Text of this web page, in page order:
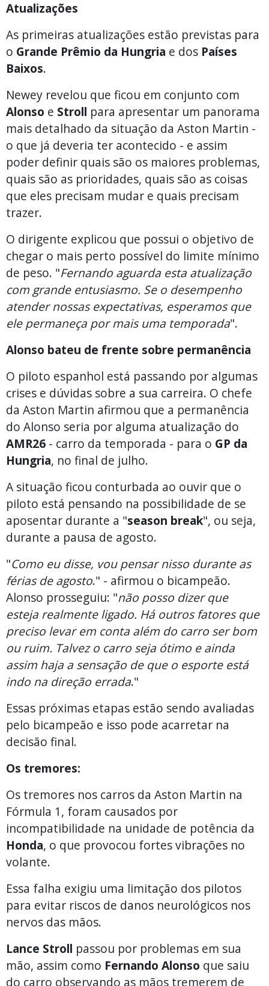
Atualizações
As primeiras atualizações estão previstas para
o Grande Prêmio da Hungria e dos Países
Baixos.
Newey revelou que ficou em conjunto com
Alonso e Stroll para apresentar um panorama
mais detalhado da situação da Aston Martin -
o que já deveria ter acontecido - e assim
poder definir quais são os maiores problemas,
quais são as prioridades, quais são as coisas
que eles precisam mudar e quais precisam
trazer.
O dirigente explicou que possui o objetivo de
chegar o mais perto possível do limite mínimo
de peso. "Fernando aguarda esta atualização
com grande entusiasmo. Se o desempenho
atender nossas expectativas, esperamos que
ele permaneça por mais uma temporada".
Alonso bateu de frente sobre permanência
O piloto espanhol está passando por algumas
crises e dúvidas sobre a sua carreira. O chefe
da Aston Martin afirmou que a permanência
do Alonso seria por alguma atualização do
AMR26 - carro da temporada - para o GP da
Hungria, no final de julho.
A situação ficou conturbada ao ouvir que o
piloto está pensando na possibilidade de se
aposentar durante a "season break", ou seja,
durante a pausa de agosto.
"Como eu disse, vou pensar nisso durante as
férias de agosto." - afirmou o bicampeão.
Alonso prosseguiu: "não posso dizer que
esteja realmente ligado. Há outros fatores que
preciso levar em conta além do carro ser bom
ou ruim. Talvez o carro seja ótimo e ainda
assim haja a sensação de que o esporte está
indo na direção errada."
Essas próximas etapas estão sendo avaliadas
pelo bicampeão e isso pode acarretar na
decisão final.
Os tremores:
Os tremores nos carros da Aston Martin na
Fórmula 1, foram causados por
incompatibilidade na unidade de potência da
Honda, o que provocou fortes vibrações no
volante.
Essa falha exigiu uma limitação dos pilotos
para evitar riscos de danos neurológicos nos
nervos das mãos.
Lance Stroll passou por problemas em sua
mão, assim como Fernando Alonso que saiu
do carro observando as mãos tremerem de